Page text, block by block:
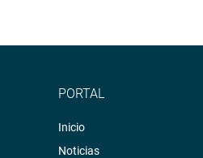
PORTAL
Inicio
Noticias